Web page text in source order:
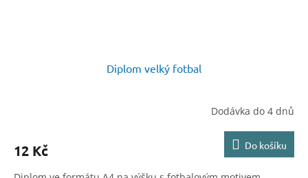
Diplom velký fotbal
Dodávka do 4 dnů
12 Kč Do košíku